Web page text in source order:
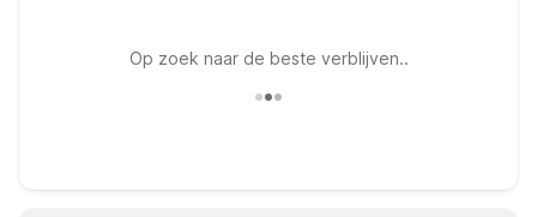
Op zoek naar de beste verblijven..